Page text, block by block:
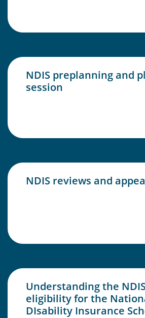
NDIS preplanning and
session
NDIS reviews and
Understanding the
eligibility for the
DIsability Insurance